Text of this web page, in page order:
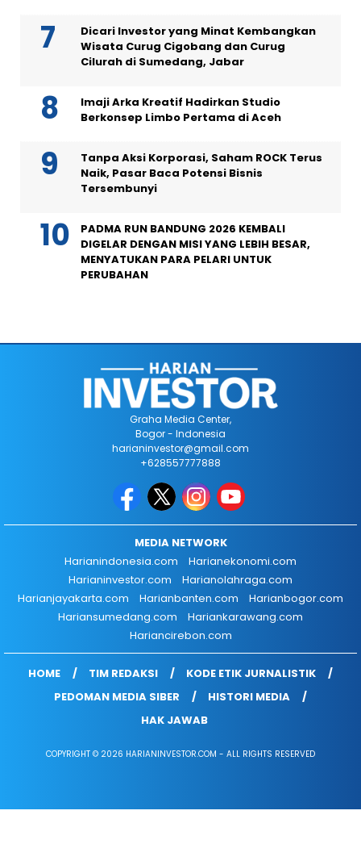
Dicari Investor yang Minat Kembangkan
Wisata Curug Cigobang dan Curug
Cilurah di Sumedang, Jabar
Imaji Arka Kreatif Hadirkan Studio
Berkonsep Limbo Pertama di Aceh
Tanpa Aksi Korporasi, Saham ROCK Terus
Naik, Pasar Baca Potensi Bisnis
Tersembunyi
PADMA RUN BANDUNG 2026 KEMBALI
DIGELAR DENGAN MISI YANG LEBIH BESAR,
MENYATUKAN PARA PELARI UNTUK
PERUBAHAN
Graha Media Center,
Bogor - Indonesia
harianinvestor@gmail.com
+628557777888
MEDIA NETWORK
Harianindonesia.com
Harianekonomi.com
Harianinvestor.com
Harianolahraga.com
Harianjayakarta.com
Harianbanten.com
Harianbogor.com
Hariansumedang.com
Hariankarawang.com
Hariancirebon.com
HOME TIM REDAKSI
KODE ETIK JURNALISTIK
PEDOMAN MEDIA SIBER
HISTORI MEDIA
HAK JAWAB
COPYRIGHT © 2026 HARIANINVESTOR.COM - ALL RIGHTS RESERVED